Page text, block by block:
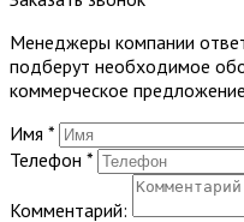
Менеджеры компании
подберут необходимое
коммерческое
Имя *
Телефон *
Комментарий: